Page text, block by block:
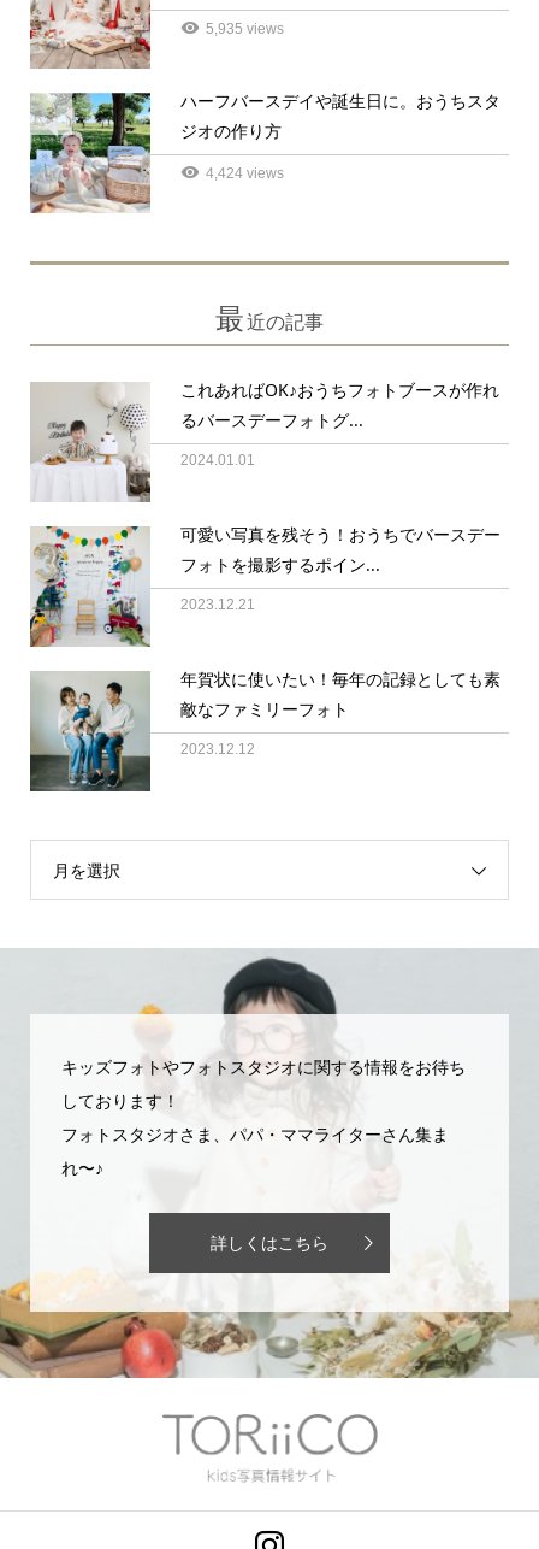
5,935 views
3
ハーフバースデイや誕生日に。おうちスタ
ジオの作り方
4,424 views
最近の記事
これあればOK♪おうちフォトブースが作れ
るバースデーフォトグ...
2024.01.01
可愛い写真を残そう！おうちでバースデー
フォトを撮影するポイン...
2023.12.21
年賀状に使いたい！毎年の記録としても素
敵なファミリーフォト
2023.12.12
月を選択
キッズフォトやフォトスタジオに関する情報をお待ち
しております！
フォトスタジオさま、パパ・ママライターさん集ま
れ〜♪
詳しくはこちら